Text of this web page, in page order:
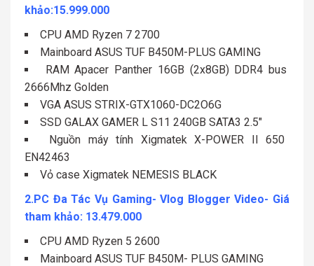
khảo:15.999.000
CPU AMD Ryzen 7 2700
Mainboard ASUS TUF B450M-PLUS GAMING
RAM Apacer Panther 16GB (2x8GB) DDR4 bus
2666Mhz Golden
VGA ASUS STRIX-GTX1060-DC2O6G
SSD GALAX GAMER L S11 240GB SATA3 2.5″
Nguồn máy tính Xigmatek X-POWER II 650
EN42463
Vỏ case Xigmatek NEMESIS BLACK
2.PC Đa Tác Vụ Gaming- Vlog Blogger Video- Giá
tham khảo: 13.479.000
CPU AMD Ryzen 5 2600
Mainboard ASUS TUF B450M- PLUS GAMING